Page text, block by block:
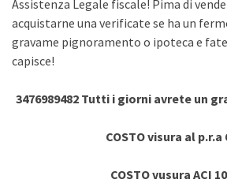
Assistenza Legale fiscale! Pima di
acquistarne una verificate se ha un
gravame pignoramento o ipoteca e
capisce!
3476989482 Tutti i giorni avrete un
COSTO visura al p.r.a
COSTO vusura ACI